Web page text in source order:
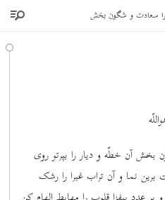
را سعادت و شگون بخش
بخش آن خطّه و دیار را بپرتو روی
برین نما و آن تراب غبرا را رشک